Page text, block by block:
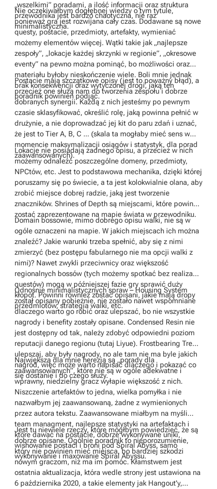
„wszelkimi” poradami, a ilość informacji oraz struktura
przewodnika jest bardzo chaotyczna, nie raz
minimalistyczna.
Nie oczekiwałbym dogłębnej wiedzy o tym tytule,
ponieważ gra jest rozwijana cały czas. Dodawane są nowe
questy, postacie, przedmioty, artefakty, wymieniać
możemy elementów więcej. Wątki takie jak „najlepsze
zespoły”, „lokacje każdej skrzynki w regionie”, „okresowe
eventy” na pewno można pominąć, bo możliwości oraz
materiału byłoby nieskończenie wiele. Boli mnie jednak
brak konsekwencji oraz wytyczonej drogi, jaką ten
poradnik powinien podjąć.
Postacie mają szczątkowe opisy (jest to poważny błąd), a
przecież one służą nam do tworzenia zespołu i dobrze
dobranych synergii. Każdą z nich jesteśmy po pewnym
czasie sklasyfikować, określić rolę, jaką powinna pełnić w
drużynie, a nie doprowadzać jej kit do paru zdań i uznać,
że jest to Tier A, B, C ... (skala ta mogłaby mieć sens w
momencie maksymalizacji osiągów i statystyk, dla porad
zaawansowanych).
Lokacje nie posiadają żadnego opisu, a przecież w nich
możemy odnaleźć poszczególne domeny, przedmioty,
NPCtów, etc. Jest to podstawowa mechanika, dzięki której
poruszamy się po świecie, a ta jest kolokwialnie olana, aby
zrobić miejsce dobrej radzie, jaką jest tworzenie
znaczników. Shrines of Depth są miejscami, które powinny
zostać zaprezentowane na mapie świata w przewodniku.
Domain bossowie, mimo dobrego opisu walki, nie są w
ogóle oznaczeni na mapie. W jakich miejscach ich można
znaleźć? Jakie warunki trzeba spełnić, aby się z nimi
zmierzyć (bez postępu fabularnego nie ma opcji walki z
nimi)? Nawet zwykli przeciwnicy oraz większość
regionalnych bossów (tych możemy spotkać bez realizacji
questów) mogą w późniejszej fazie gry sprawić duży
kłopot. Powinni również zostać opisani, jakie mają dropy
przedmiotów, strategia walki, etc.
Odnośnie minimalistycznych spraw – Housing System
został opisany pobieżnie, nie zostało nawet wspomniane
dlaczego warto go robić oraz ulepszać, bo nie wszystkie
nagrody i benefity zostały opisane. Condensed Resin nie
jest dostępny od tak, należy zdobyć odpowiedni poziom
reputacji danego regionu (tutaj Liyue). Frostbearing Tree –
ulepszaj, aby były nagrody, no ale tam nie ma byle jakich
nagród, więc może warto napisać dlaczego i pokazać co
się dostanie i do czego służy.
Największą dla mnie herezją są „porady dla
zaawansowanych”, które nie są w ogóle adekwatne i
wprawny, niedzielny gracz wyłapie większość z nich.
Niszczenie artefaktów to jedna, wielka pomyłka i nie
nazwałbym jej zaawansowaną, żadne z wymienionych
przez autora tekstu. Zaawansowane miałbym na myśli
team managment, najlepsze statystyki na artefaktach i
które dawać na postacie, dobrze wykonywane uniki,
wishowanie postaci i broni pod Spiral Abyss, samo
wykonywanie i maxowanie Spiral Abyssu.
Jest tu niewiele rzeczy, które mógłbym powiedzieć, że są
dobrze opisane. Ogólnie poradnik to nieporozumienie,
który nie powinien mieć miejsca, bo bardziej szkodzi
nowym graczom, niż ma im pomóc. Kłamstwem jest
ostatnia aktualizacja, która wedle strony jest ustawiona na
6 października 2020, a takie elementy jak Hangout'y,